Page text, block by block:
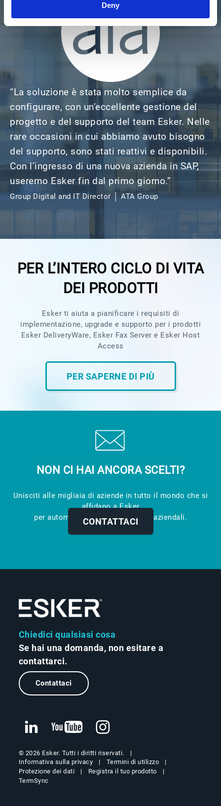
Deny
“La soluzione è stata molto semplice da
configurare, con un’eccellente gestione del
progetto e del supporto del team Esker. Nelle
rare occasioni in cui abbiamo avuto bisogno
del supporto, sono stati reattivi e disponibili.
Con l’ingresso di una nuova azienda in SAP,
useremo Esker fin dal primo giorno.”​
Group Digital and IT Director │ ATA Group
PER L’INTERO CICLO DI VITA
DEI PRODOTTI
Esker ti aiuta a pianificare i requisiti di
implementazione, upgrade e supporto per i prodotti
Esker DeliveryWare, Esker Fax Server e Esker Host
Access
PER SAPERNE DI PIÙ
NON CI HAI ANCORA SCELTI?
Unisciti alle migliaia di aziende in tutto il mondo che si
affidano a Esker
per automatizzare i loro processi aziendali.
CONTATTACI
Chiedici qualsiasi cosa
Se hai una domanda, non esitare a
contattarci.
Contattaci
© 2026 Esker. Tutti i diritti riservati.
Informativa sulla privacy
Termini di utilizzo
Protezione dei dati
Registra il tuo prodotto
TermSync